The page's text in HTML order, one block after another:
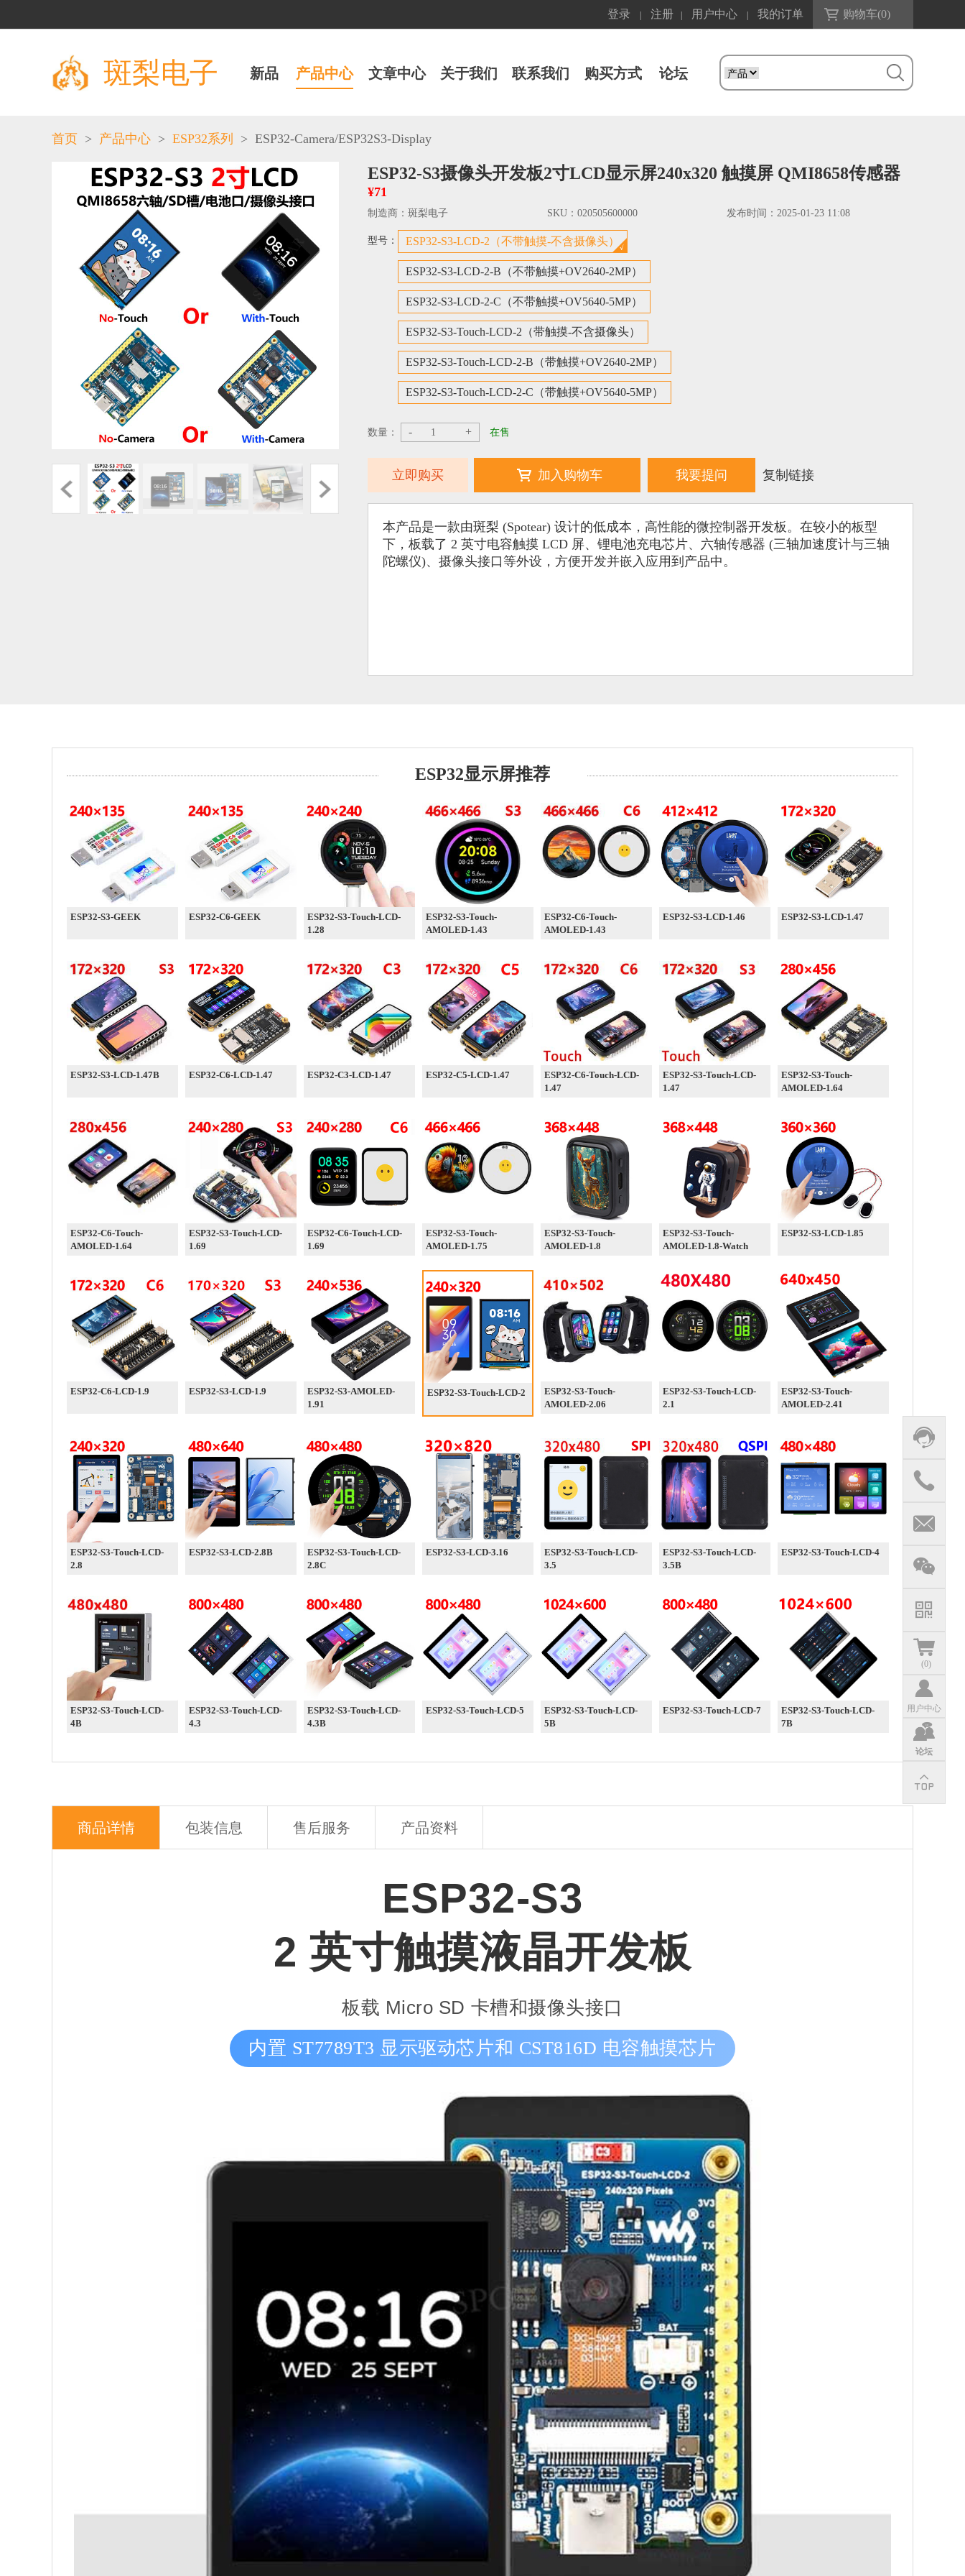
登录 注册 用户中心 我的订单 购物车(0)
斑梨电子 新品 产品中心 文章中心 关于我们 联系我们 购买方式 论坛
(0)
用户中心
论坛
首页 > 产品中心 > ESP32系列 > ESP32-Camera/ESP32S3-Display
ESP32-S3摄像头开发板2寸LCD显示屏240x320 触摸屏 QMI8658传感器
¥71
制造商： 斑梨电子 SKU： 020505600000 发布时间： 2025-01-23 11:08
型号： ESP32-S3-LCD-2（不带触摸-不含摄像头）
ESP32-S3-LCD-2-B（不带触摸+OV2640-2MP）
ESP32-S3-LCD-2-C（不带触摸+OV5640-5MP）
ESP32-S3-Touch-LCD-2（带触摸-不含摄像头）
ESP32-S3-Touch-LCD-2-B（带触摸+OV2640-2MP）
ESP32-S3-Touch-LCD-2-C（带触摸+OV5640-5MP）
数量： - + 在售
立即购买 加入购物车 我要提问 复制链接
本产品是一款由斑梨 (Spotear) 设计的低成本，高性能的微控制器开发板。在较小的板型
下，板载了 2 英寸电容触摸 LCD 屏、锂电池充电芯片、六轴传感器 (三轴加速度计与三轴
陀螺仪)、摄像头接口等外设，方便开发并嵌入应用到产品中。
ESP32显示屏推荐
ESP32-S3-GEEK ESP32-C6-GEEK
ESP32-S3-Touch-LCD-
1.28
ESP32-S3-Touch-
AMOLED-1.43
ESP32-C6-Touch-
AMOLED-1.43
ESP32-S3-LCD-1.46 ESP32-S3-LCD-1.47
ESP32-S3-LCD-1.47B ESP32-C6-LCD-1.47 ESP32-C3-LCD-1.47 ESP32-C5-LCD-1.47
ESP32-C6-Touch-LCD-
1.47
ESP32-S3-Touch-LCD-
1.47
ESP32-S3-Touch-
AMOLED-1.64
ESP32-C6-Touch-
AMOLED-1.64
ESP32-S3-Touch-LCD-
1.69
ESP32-C6-Touch-LCD-
1.69
ESP32-S3-Touch-
AMOLED-1.75
ESP32-S3-Touch-
AMOLED-1.8
ESP32-S3-Touch-
AMOLED-1.8-Watch
ESP32-S3-LCD-1.85
ESP32-C6-LCD-1.9 ESP32-S3-LCD-1.9
ESP32-S3-AMOLED-
1.91
ESP32-S3-Touch-LCD-2
ESP32-S3-Touch-
AMOLED-2.06
ESP32-S3-Touch-LCD-
2.1
ESP32-S3-Touch-
AMOLED-2.41
ESP32-S3-Touch-LCD-
2.8
ESP32-S3-LCD-2.8B
ESP32-S3-Touch-LCD-
2.8C
ESP32-S3-LCD-3.16
ESP32-S3-Touch-LCD-
3.5
ESP32-S3-Touch-LCD-
3.5B
ESP32-S3-Touch-LCD-4
ESP32-S3-Touch-LCD-
4B
ESP32-S3-Touch-LCD-
4.3
ESP32-S3-Touch-LCD-
4.3B
ESP32-S3-Touch-LCD-5
ESP32-S3-Touch-LCD-
5B
ESP32-S3-Touch-LCD-7
ESP32-S3-Touch-LCD-
7B
商品详情 包装信息 售后服务 产品资料
ESP32-S3
2 英寸触摸液晶开发板
板载 Micro SD 卡槽和摄像头接口
内置 ST7789T3 显示驱动芯片和 CST816D 电容触摸芯片